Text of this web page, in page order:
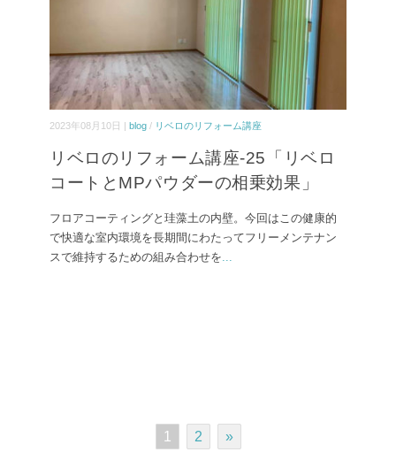
2023年08月10日 | blog / リベロのリフォーム講座
リベロのリフォーム講座-25「リベロ
コートとMPパウダーの相乗効果」
フロアコーティングと珪藻土の内壁。今回はこの健康的
で快適な室内環境を長期間にわたってフリーメンテナン
スで維持するための組み合わせを...
1 2 »